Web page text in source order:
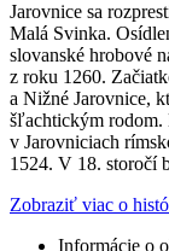
Jarovnice sa
Malá Svinka.
slovanské hrobové
z roku 1260.
a Nižné Jarovnice,
šľachtickým rodom.
v Jarovniciach
1524. V 18. storočí
Zobraziť viac o
Informácie o